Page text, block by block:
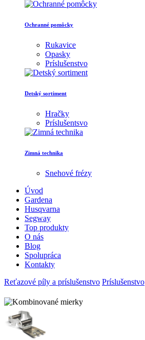
Ochranné pomôcky
Rukavice
Opasky
Príslušenstvo
Detský sortiment
Hračky
Príslušentsvo
Zimná technika
Snehové frézy
Úvod
Gardena
Husqvarna
Segway
Top produkty
O nás
Blog
Spolupráca
Kontakty
Reťazové píly a príslušenstvo Príslušenstvo